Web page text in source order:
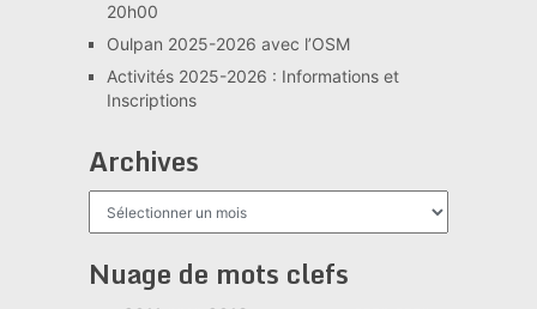
20h00
Oulpan 2025-2026 avec l’OSM
Activités 2025-2026 : Informations et
Inscriptions
Archives
Archives
Nuage de mots clefs